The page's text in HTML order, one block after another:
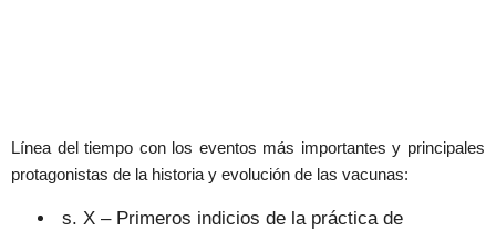
Línea del tiempo con los eventos más importantes y principales
protagonistas de la historia y evolución de las vacunas:
s. X – Primeros indicios de la práctica de